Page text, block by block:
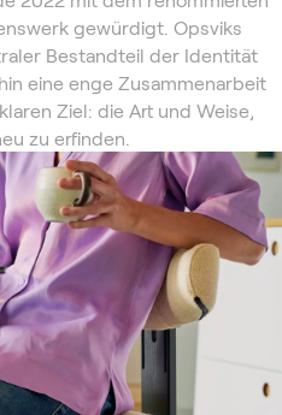
gewürdigt. Opsviks
Bestandteil der Identität
eine enge Zusammenarbeit
Ziel: die Art und Weise,
zu erfinden.